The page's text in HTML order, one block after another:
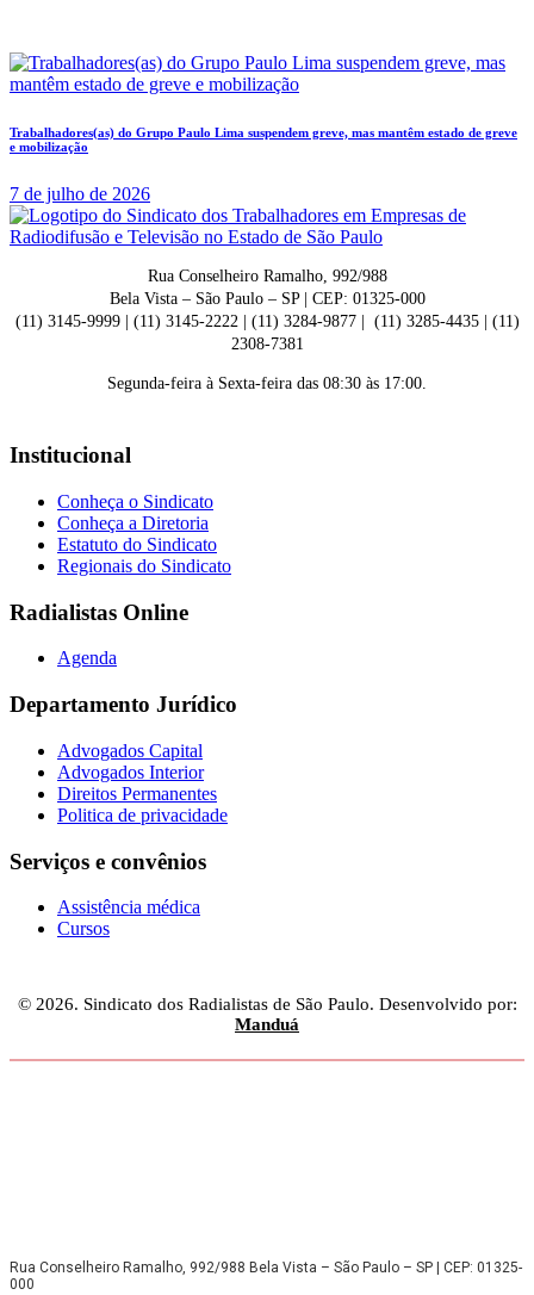
Trabalhadores(as) do Grupo Paulo Lima suspendem greve, mas mantêm estado de greve
e mobilização
7 de julho de 2026
Rua Conselheiro Ramalho, 992/988
Bela Vista – São Paulo – SP | CEP: 01325-000
(11) 3145-9999 | (11) 3145-2222 | (11) 3284-9877 | (11) 3285-4435 | (11)
2308-7381
Segunda-feira à Sexta-feira das 08:30 às 17:00.
Institucional
Conheça o Sindicato
Conheça a Diretoria
Estatuto do Sindicato
Regionais do Sindicato
Radialistas Online
Agenda
Departamento Jurídico
Advogados Capital
Advogados Interior
Direitos Permanentes
Politica de privacidade
Serviços e convênios
Assistência médica
Cursos
© 2026. Sindicato dos Radialistas de São Paulo. Desenvolvido por:
Manduá
Rua Conselheiro Ramalho, 992/988 Bela Vista – São Paulo – SP | CEP: 01325-
000